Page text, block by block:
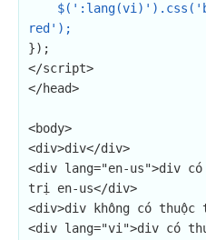
red');
});
</script>
</head>
<body>
<div>div</div>
<div lang="en-us">div
trị en-us</div>
<div>div không có
<div lang="vi">div có